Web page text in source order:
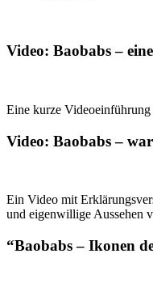
Video: Baobabs –
Eine kurze
Video: Baobabs –
Ein Video mit
und eigenwillige Aussehen
“Baobabs – Ikonen